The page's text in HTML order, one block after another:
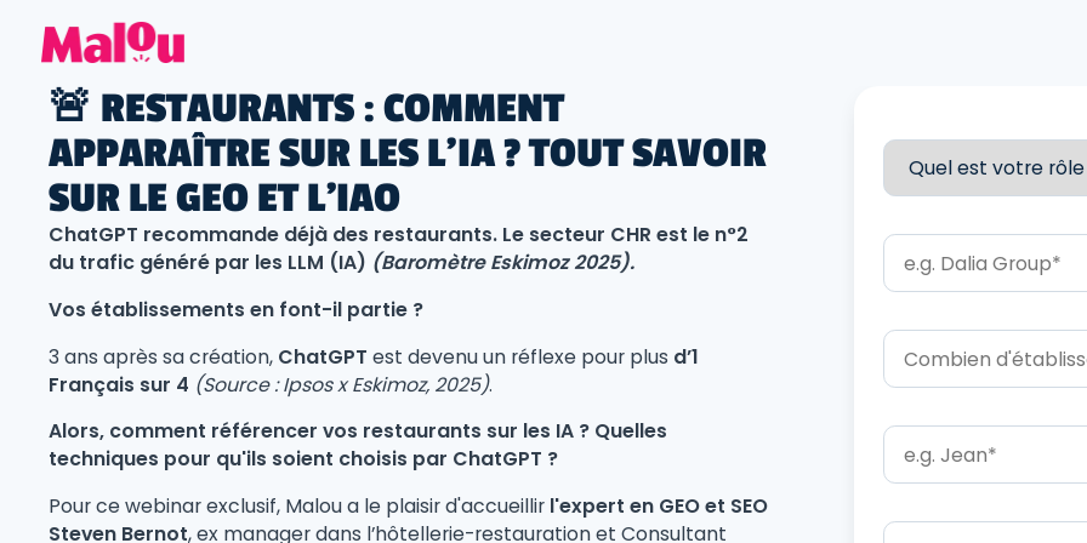
🚨 RESTAURANTS : COMMENT
APPARAÎTRE SUR LES L’IA ? TOUT SAVOIR
SUR LE GEO ET L'IAO
ChatGPT recommande déjà des restaurants. Le secteur CHR est le n°2
du trafic généré par les LLM (IA) (Baromètre Eskimoz 2025).
Vos établissements en font-il partie ?
3 ans après sa création, ChatGPTest devenu un réflexe pour plus d’1
Français sur 4 (Source : Ipsos x Eskimoz, 2025).
Alors, comment référencer vos restaurants sur les IA ? Quelles
techniques pour qu'ils soient choisis par ChatGPT ?
Pour ce webinar exclusif, Malou a le plaisir d'accueillir l'expert en GEO et SEO
Steven Bernot, ex manager dans l’hôtellerie-restauration et Consultant